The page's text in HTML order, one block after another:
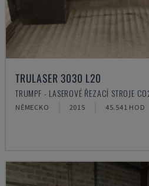
TRULASER 3030 L20
TRUMPF - LASEROVÉ ŘEZACÍ STROJE
NĚMECKO 2015 45.541 HOD